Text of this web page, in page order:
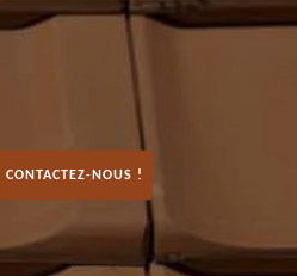
CONTACTEZ-NOUS !